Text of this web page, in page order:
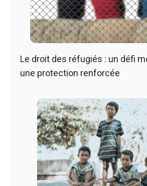
Le droit des réfugiés : un défi
une protection renforcée